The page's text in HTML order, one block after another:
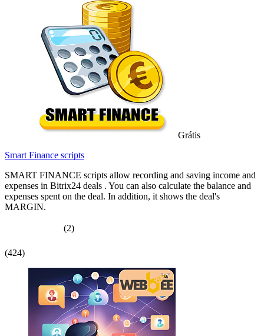
Grátis
Smart Finance scripts
SMART FINANCE scripts allow recording and saving income and
expenses in Bitrix24 deals . You can also calculate the balance and
expenses spent on the deal. In addition, it shows the deal's
MARGIN.
(2)
(424)